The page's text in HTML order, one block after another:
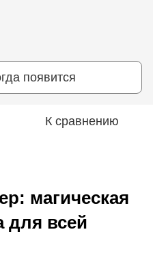
появится
К сравнению
магическая
для всей